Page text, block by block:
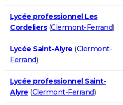
Lycée professionnel Les
Cordeliers(Clermont-Ferrand)
Lycée Saint-Alyre (Clermont-
Ferrand)
Lycée professionnel Saint-
Alyre (Clermont-Ferrand)